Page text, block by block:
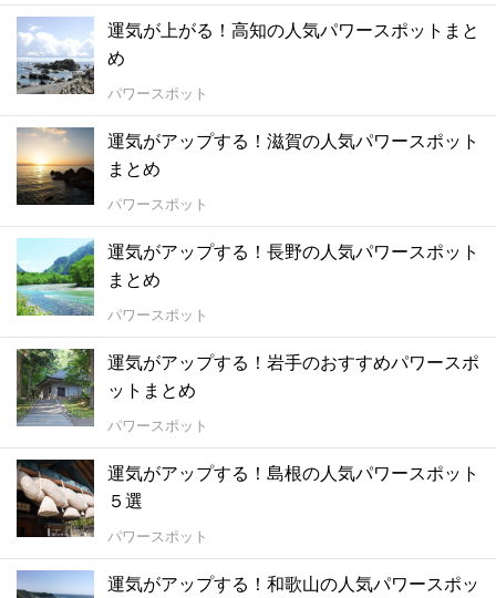
運気が上がる！高知の人気パワースポットまと
め
パワースポット
運気がアップする！滋賀の人気パワースポット
まとめ
パワースポット
運気がアップする！長野の人気パワースポット
まとめ
パワースポット
運気がアップする！岩手のおすすめパワースポ
ットまとめ
パワースポット
運気がアップする！島根の人気パワースポット
５選
パワースポット
運気がアップする！和歌山の人気パワースポッ